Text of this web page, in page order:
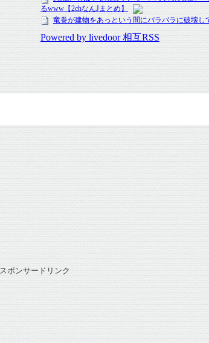
スポンサードリンク